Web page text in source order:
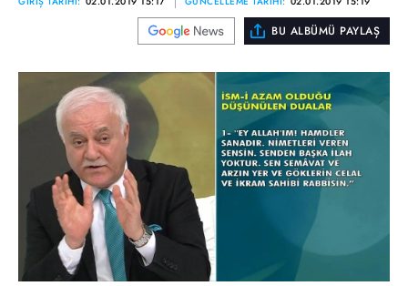
BU ALBÜMÜ PAYLAŞ